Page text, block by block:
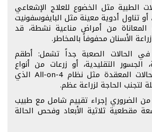
الطبية مثل الخضوع للعلاج الإشعاعي
تناول أدوية معينة مثل البايفوسفونيت
المعاناة من أمراض مناعية نشطة، قد
الأسنان محفوفاً بالمخاطر.
في الحالات الصعبة جداً تشمل: أطقم
الجسور التقليدية، أو زرعات من أنواع
خاصة مصممة للحالات المعقدة مثل نظام All-on-4 الذي
لتجنب الحاجة لزراعة عظم.
من الضروري إجراء تقييم شامل مع طبيب
ثلاثية الأبعاد وفحص الحالة